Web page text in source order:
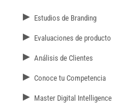
► Estudios de Branding
► Evaluaciones de producto
► Análisis de Clientes
► Conoce tu Competencia
► Master Digital Intelligence